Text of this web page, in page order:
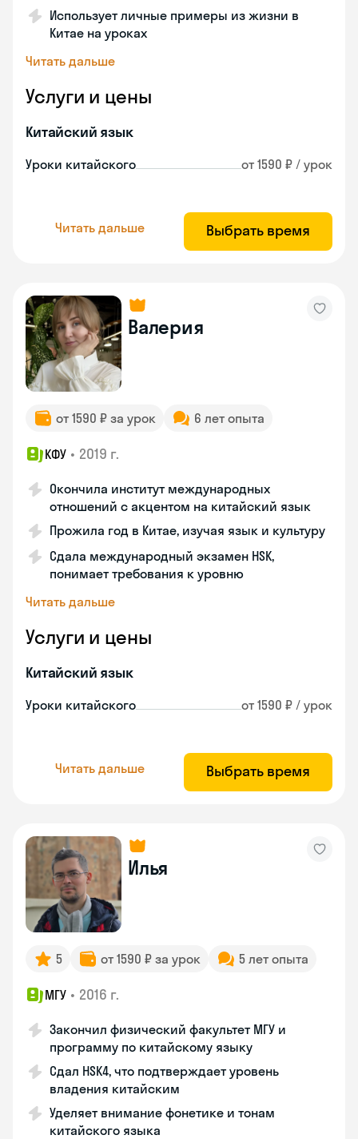
Использует личные примеры из жизни в
Китае на уроках
Читать дальше
Услуги и цены
Китайский язык
Уроки китайского от 1590 ₽ / урок
Читать дальше Выбрать время
Валерия
от 1590 ₽ за урок 6 лет опыта
КФУ • 2019 г.
Окончила институт международных
отношений с акцентом на китайский язык
Прожила год в Китае, изучая язык и культуру
Сдала международный экзамен HSK,
понимает требования к уровню
Читать дальше
Услуги и цены
Китайский язык
Уроки китайского от 1590 ₽ / урок
Читать дальше Выбрать время
Илья
5 от 1590 ₽ за урок 5 лет опыта
МГУ • 2016 г.
Закончил физический факультет МГУ и
программу по китайскому языку
Сдал HSK4, что подтверждает уровень
владения китайским
Уделяет внимание фонетике и тонам
китайского языка